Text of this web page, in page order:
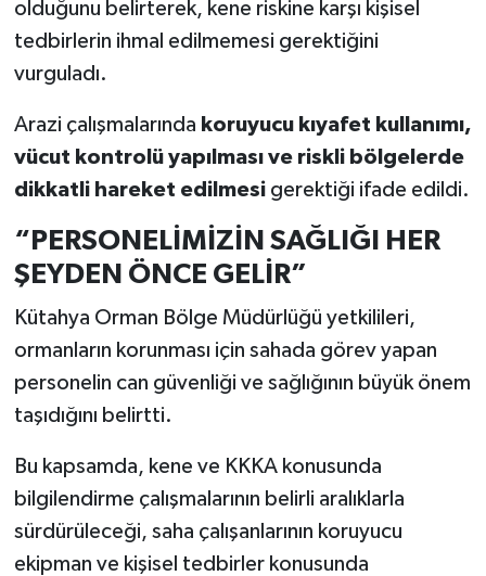
olduğunu belirterek, kene riskine karşı kişisel
tedbirlerin ihmal edilmemesi gerektiğini
vurguladı.
Arazi çalışmalarında koruyucu kıyafet kullanımı,
vücut kontrolü yapılması ve riskli bölgelerde
dikkatli hareket edilmesigerektiği ifade edildi.
“PERSONELİMİZİN SAĞLIĞI HER
ŞEYDEN ÖNCE GELİR”
Kütahya Orman Bölge Müdürlüğü yetkilileri,
ormanların korunması için sahada görev yapan
personelin can güvenliği ve sağlığının büyük önem
taşıdığını belirtti.
Bu kapsamda, kene ve KKKA konusunda
bilgilendirme çalışmalarının belirli aralıklarla
sürdürüleceği, saha çalışanlarının koruyucu
ekipman ve kişisel tedbirler konusunda